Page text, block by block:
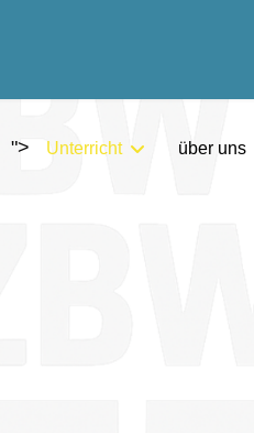
"> Unterricht über uns